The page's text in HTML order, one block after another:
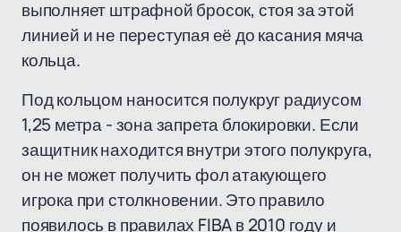
выполняет штрафной бросок, стоя за этой
линией и не переступая её до касания мяча
кольца.
Под кольцом наносится полукруг радиусом
1,25 метра - зона запрета блокировки. Если
защитник находится внутри этого полукруга,
он не может получить фол атакующего
игрока при столкновении. Это правило
появилось в правилах FIBA в 2010 году и